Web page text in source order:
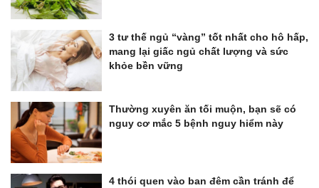
3 tư thế ngủ “vàng” tốt nhất cho hô hấp,
mang lại giấc ngủ chất lượng và sức
khỏe bền vững
Thường xuyên ăn tối muộn, bạn sẽ có
nguy cơ mắc 5 bệnh nguy hiểm này
4 thói quen vào ban đêm cần tránh để